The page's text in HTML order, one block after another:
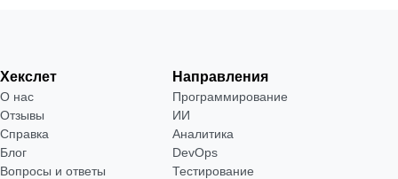
Хекслет
О нас
Отзывы
Справка
Блог
Вопросы и ответы
Направления
Программирование
ИИ
Аналитика
DevOps
Тестирование